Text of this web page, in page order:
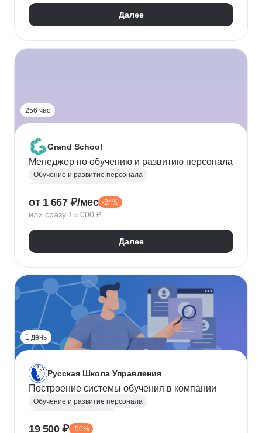
Далее
256 час
Grand School
Менеджер по обучению и развитию персонала
Обучение и развитие персонала
Управление персоналом
от 1 667 ₽/мес -24%
или сразу 15 000 ₽
Далее
1 день
Русская Школа Управления
Построение системы обучения в компании
Обучение и развитие персонала
19 500 ₽ -50%